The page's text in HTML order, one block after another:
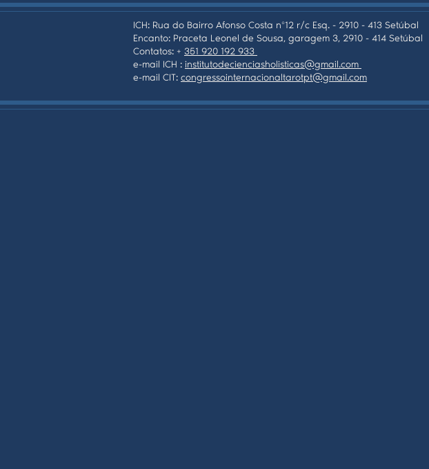
ICH: Rua do Bairro Afonso Costa nº12 r/c Esq. - 2910 - 413 Setúbal
Encanto: Praceta Leonel de Sousa, garagem 3, 2910 - 414 Setúbal
Contatos: + 351 920 192 933
e-mail ICH : institutodecienciasholisticas@gmail.com
e-mail CIT: congressointernacionaltarotpt@gmail.com